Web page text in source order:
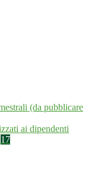
(da pubblicare
ai dipendenti
17